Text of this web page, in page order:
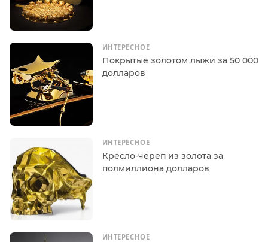
ИНТЕРЕСНОЕ
Покрытые золотом лыжи за 50 000
долларов
ИНТЕРЕСНОЕ
Кресло-череп из золота за
полмиллиона долларов
ИНТЕРЕСНОЕ